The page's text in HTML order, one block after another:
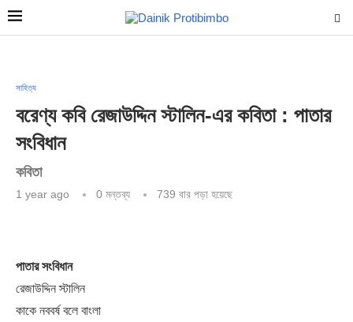
সাহিত্য
বরেণ্য কবি রেজাউদ্দিন স্টালিন-এর কবিতা : পাতার
সংবিধান
কবিতা
1 year ago 0 মন্তব্য 739 বার পড়া হয়েছে
পাতার সংবিধান
রেজাউদ্দিন স্টালিন
কাকে নববর্ষ বলে বাংলা